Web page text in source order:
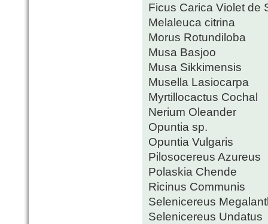
Ficus Carica Violet de
Melaleuca citrina
Morus Rotundiloba
Musa Basjoo
Musa Sikkimensis
Musella Lasiocarpa
Myrtillocactus Cochal
Nerium Oleander
Opuntia sp.
Opuntia Vulgaris
Pilosocereus Azureus
Polaskia Chende
Ricinus Communis
Selenicereus
Selenicereus Undatus